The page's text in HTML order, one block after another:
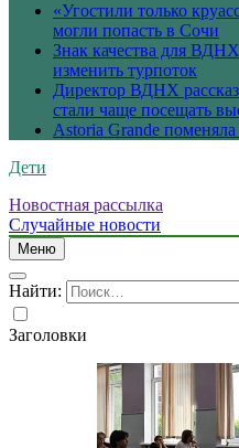
«Угостили только
могли попасть в Сочи
Знак качества для
изменить турпоток
Директор ВДНХ
стали чаще посещать
Astoria Grande
Дети
Новостная рассылка
Случайные новости
Меню
Найти:
Заголовки